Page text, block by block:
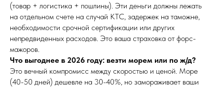
(товар + логистика + пошлины). Эти деньги должны лежать
на отдельном счете на случай КТС, задержек на таможне,
необходимости срочной сертификации или других
непредвиденных расходов. Это ваша страховка от форс-
мажоров.
Что выгоднее в 2026 году: везти морем или по ж/д?
Это вечный компромисс между скоростью и ценой. Море
(40-50 дней) дешевле на 30-40%, но замораживает ваши